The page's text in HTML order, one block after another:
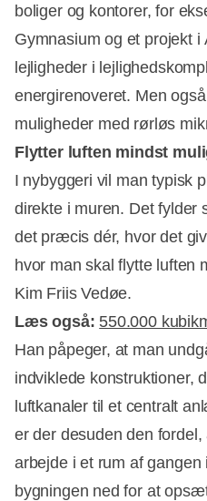
boliger og kontorer, for
Gymnasium og et projekt i
lejligheder i
energirenoveret. Men
muligheder med rørløs
Flytter luften mindst
I nybyggeri vil man typisk
direkte i muren. Det fylder
det præcis dér, hvor det
hvor man skal flytte luften
Kim Friis Vedøe.
Læs også: 550.000
Han påpeger, at man
indviklede konstruktioner,
luftkanaler til et centralt
er der desuden den
arbejde i et rum af
bygningen ned for at